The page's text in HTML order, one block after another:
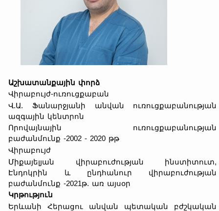
Աշխատանքային փորձ
Վիրաբույժ-ուռուցքաբան
Վ.Ա. Ֆանարջյանի անվան ուռուցքաբանության
ազգային կենտրոն
Որովայնային ուռուցքաբանության
բաժանմունք -2002 - 2020 թթ
Վիրաբույժ
Միքայելյան վիրաբուժության ինստիտուտ,
Էնդոկրին և ընդհանուր վիրաբուժության
բաժանմունք -2021թ. առ այսօր
Կրթություն
Երևանի Հերացու անվան պետական բժշկական